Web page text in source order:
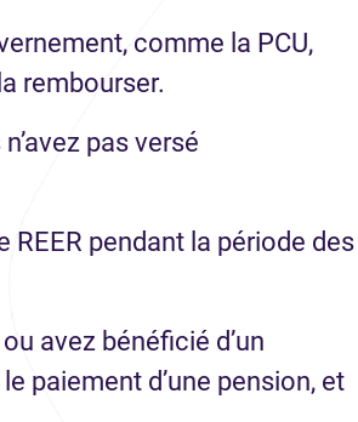
comme la PCU,
rembourser.
pas versé
pendant la période des
avez bénéficié d’un
paiement d’une pension, et